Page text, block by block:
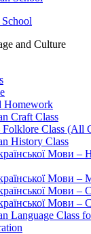
and Culture
Homework
Craft Class
Class (All
History Class
Мови –
Мови –
Мови –
Мови –
Language Class